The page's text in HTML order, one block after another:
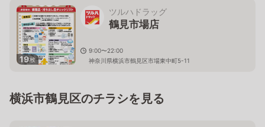
19枚
ツルハドラッグ
鶴見市場店
9:00〜22:00
神奈川県横浜市鶴見区市場東中町5-11
横浜市鶴見区のチラシを見る